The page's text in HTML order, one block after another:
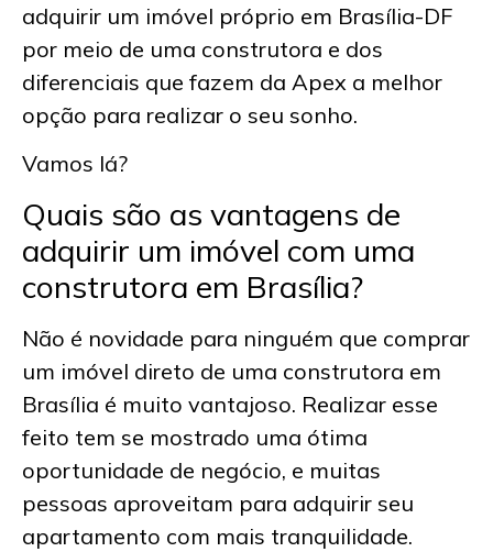
adquirir um imóvel próprio em Brasília-DF
por meio de uma construtora e dos
diferenciais que fazem da Apex a melhor
opção para realizar o seu sonho.
Vamos lá?
Quais são as vantagens de
adquirir um imóvel com uma
construtora em Brasília?
Não é novidade para ninguém que comprar
um imóvel direto de uma construtora em
Brasília é muito vantajoso. Realizar esse
feito tem se mostrado uma ótima
oportunidade de negócio, e muitas
pessoas aproveitam para adquirir seu
apartamento com mais tranquilidade.